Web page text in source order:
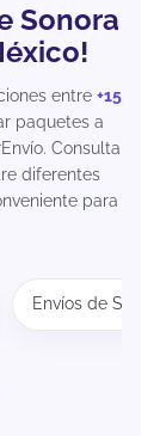
Sonora
entre +15
paquetes a
Consulta
diferentes
para
Envíos de